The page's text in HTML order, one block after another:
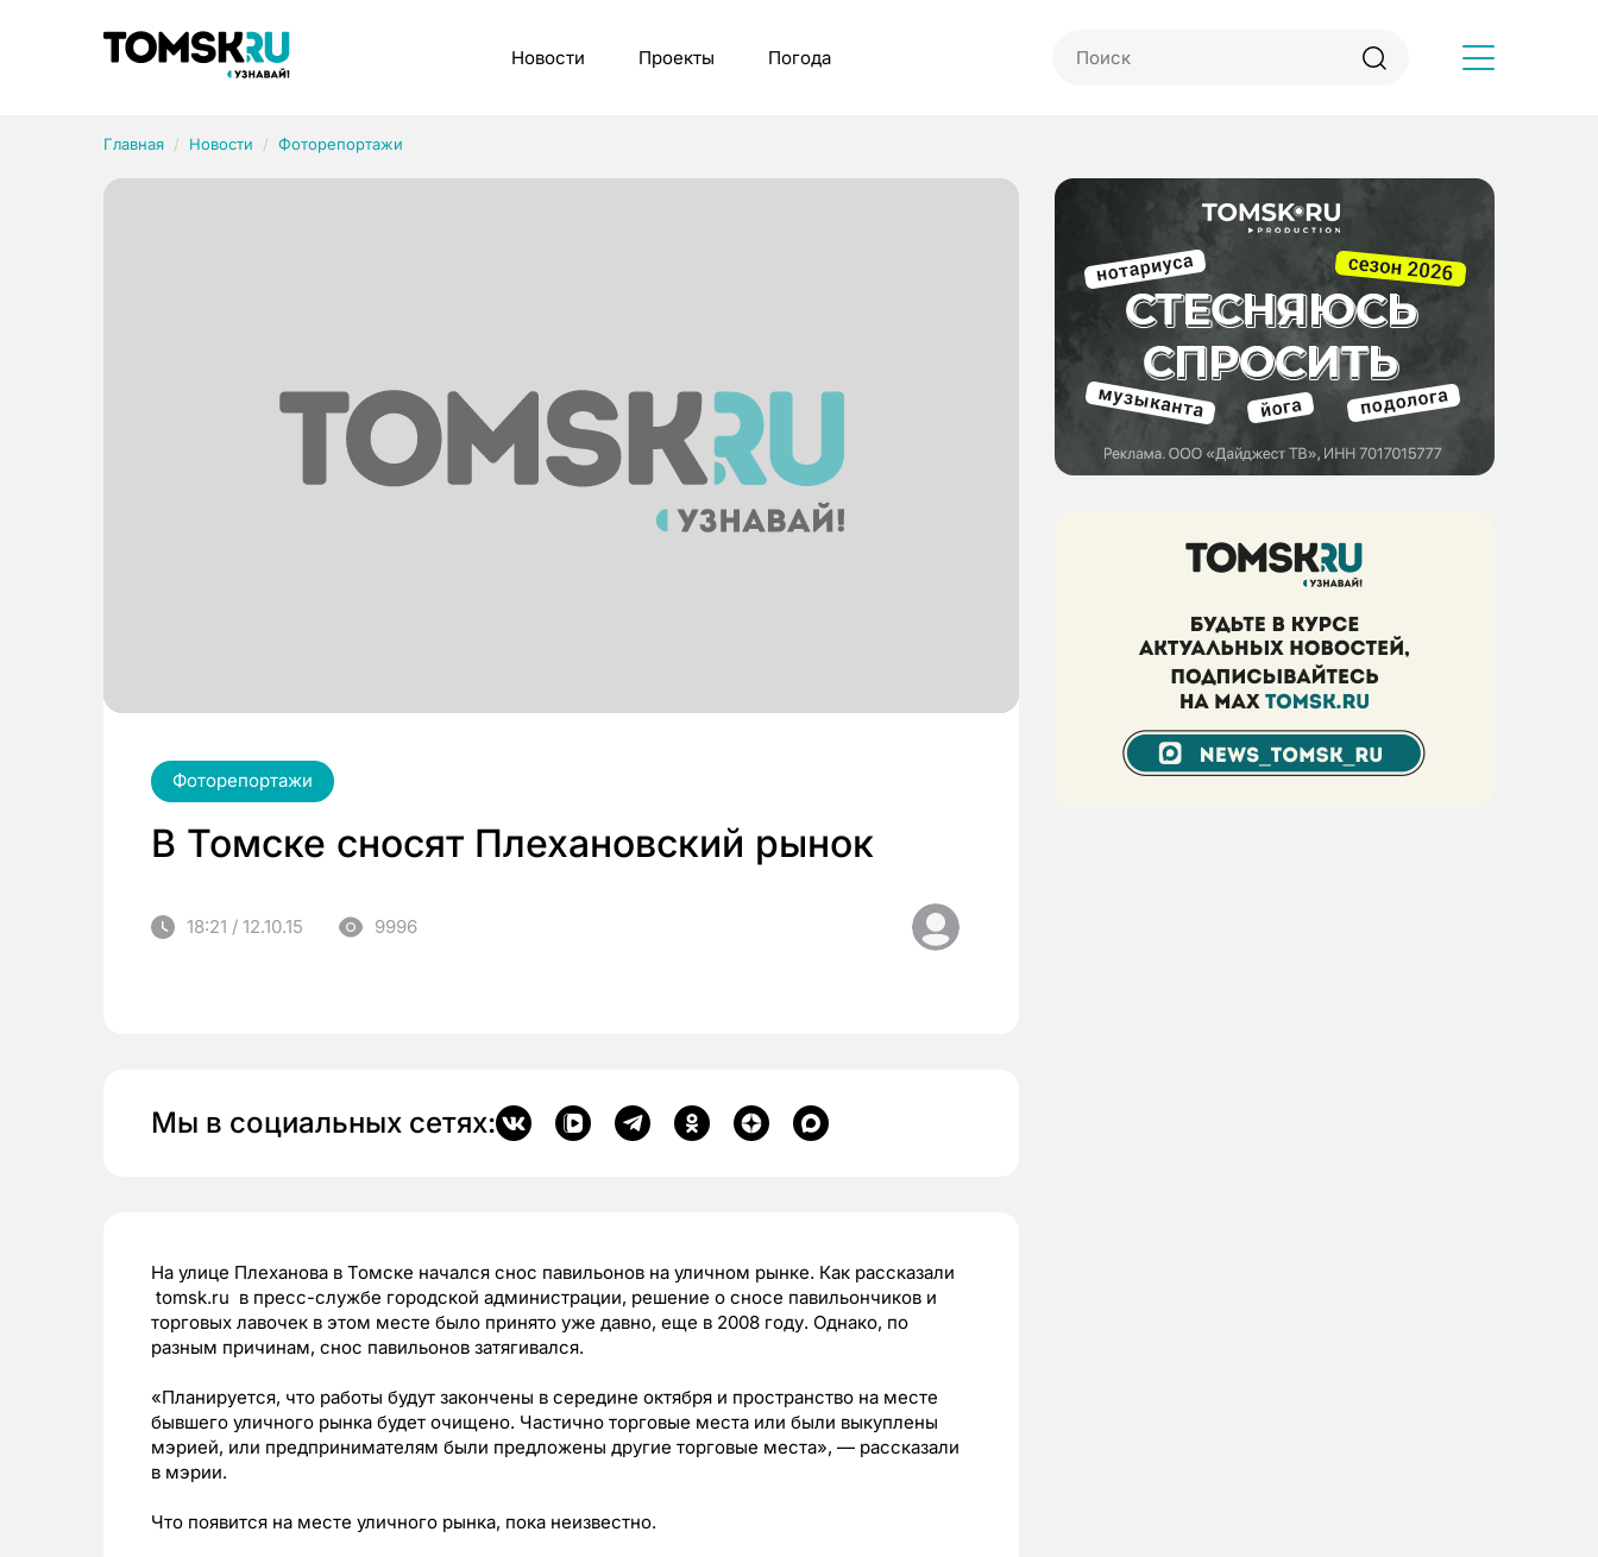
Новости Проекты Погода
Главная Новости Фоторепортажи
Фоторепортажи
В Томске сносят Плехановский рынок
18:21 / 12.10.15 9996
Мы в социальных сетях:
На улице Плеханова в Томске начался снос павильонов на уличном рынке. Как рассказали
tomsk.ru в пресс-службе городской администрации, решение о сносе павильончиков и
торговых лавочек в этом месте было принято уже давно, еще в 2008 году. Однако, по
разным причинам, снос павильонов затягивался.
«Планируется, что работы будут закончены в середине октября и пространство на месте
бывшего уличного рынка будет очищено. Частично торговые места или были выкуплены
мэрией, или предпринимателям были предложены другие торговые места», — рассказали
в мэрии.
Что появится на месте уличного рынка, пока неизвестно.
Рубрики